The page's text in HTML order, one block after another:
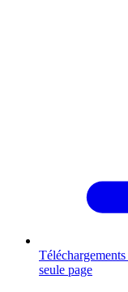
Téléchargements
seule page